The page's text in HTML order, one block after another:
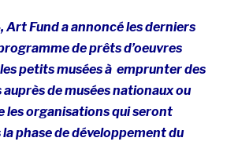
Art Fund a annoncé les derniers
de prêts d’oeuvres
petits musées à emprunter des
de musées nationaux ou
les organisations qui seront
phase de développement du